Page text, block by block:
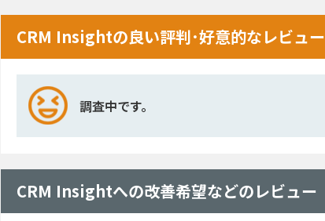
CRM Insightの良い評判･好意的なレビュー
調査中です。
CRM Insightへの改善希望などのレビュー